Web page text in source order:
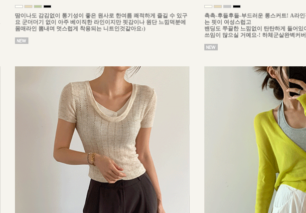
땀이나도 감김없이 통기성이 좋은 원사로 한여름 쾌적하게 즐길 수 있구
요 군더더기 없이 아주 베이직한 라인이지만 핏감이나 원단 느낌덕분에
몸매라인 뽐내며 멋스럽게 착용되는 니트인것같아요:)
촉촉-후들후들-부드러운 롱스커트! A라
는 핏이 여성스럽고
밴딩도 쭈끌한 느낌없이 탄탄하게 들어
쓰임이 많으실 거예요-! 하체군살완벽커